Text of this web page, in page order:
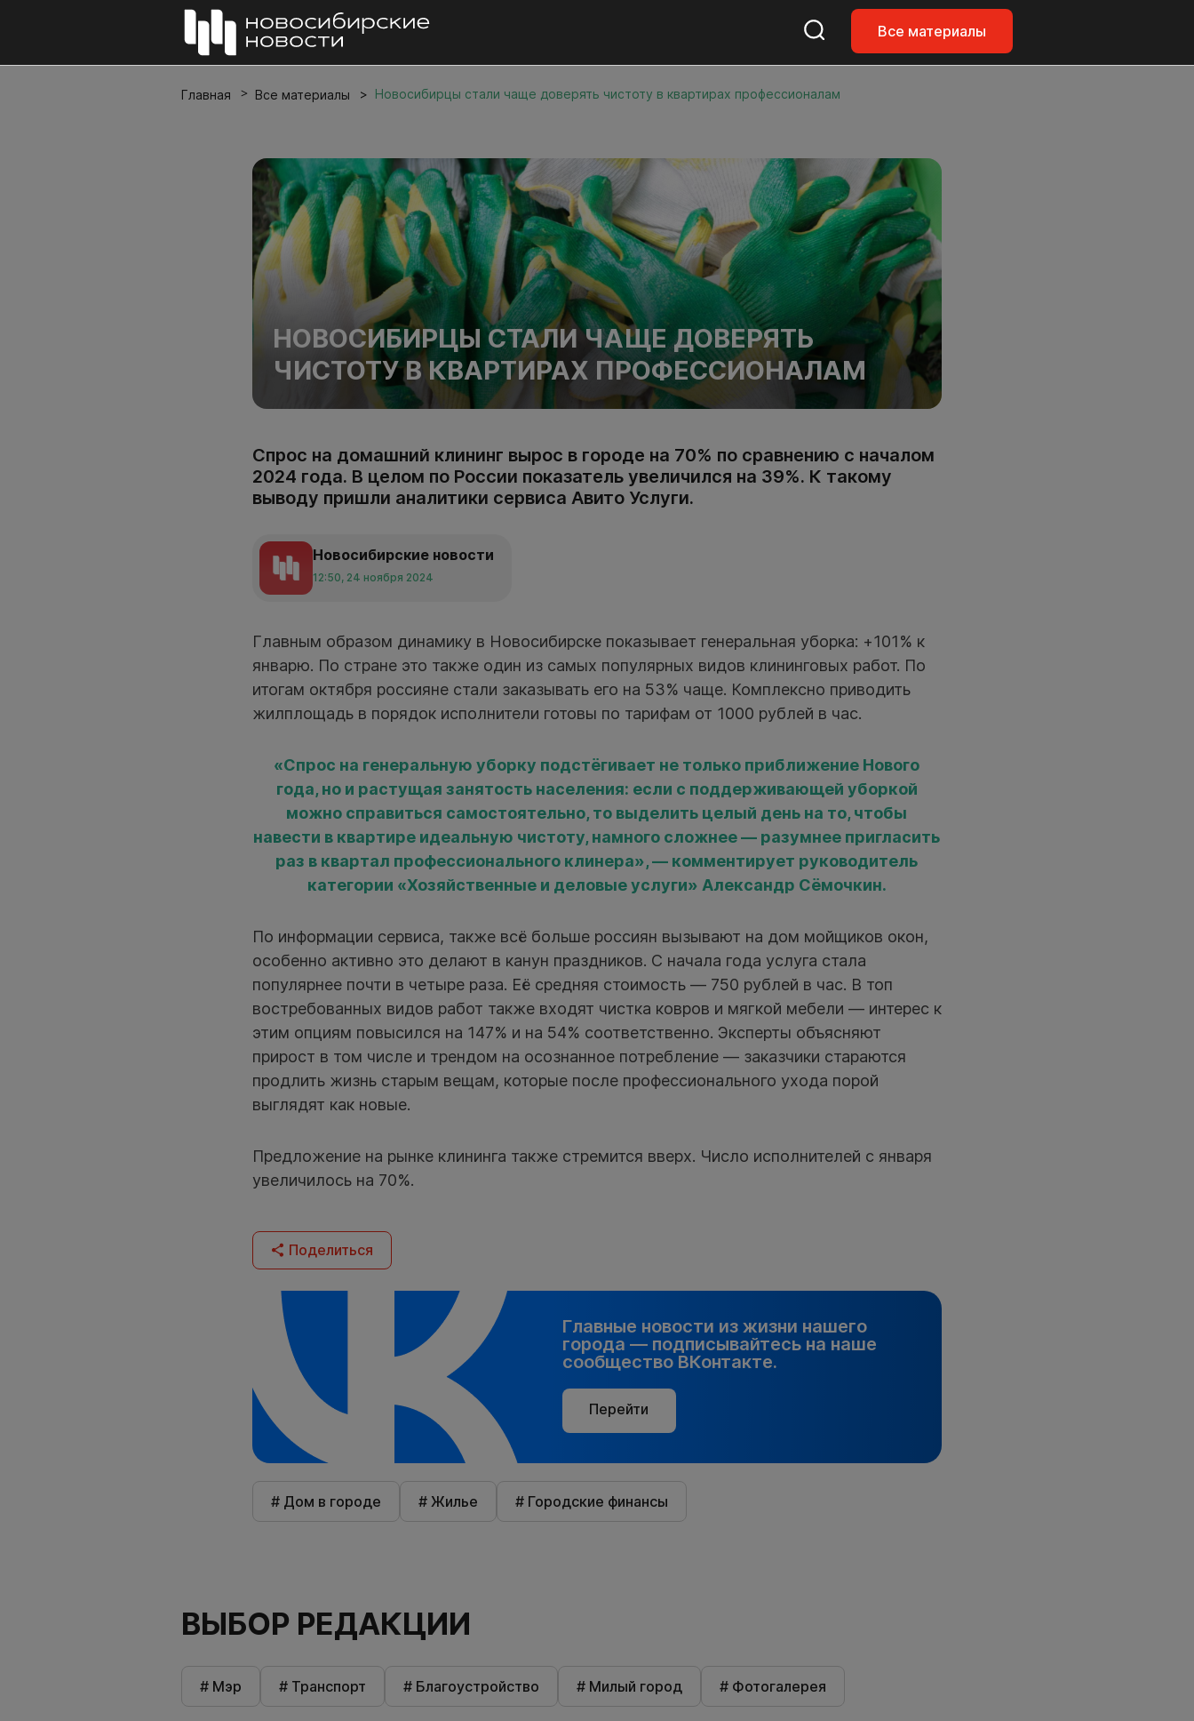
Все материалы
Главная Все материалы Новосибирцы стали чаще доверять чистоту в квартирах профессионалам
НОВОСИБИРЦЫ СТАЛИ ЧАЩЕ ДОВЕРЯТЬ
ЧИСТОТУ В КВАРТИРАХ ПРОФЕССИОНАЛАМ
Спрос на домашний клининг вырос в городе на 70% по сравнению с началом
2024 года. В целом по России показатель увеличился на 39%. К такому
выводу пришли аналитики сервиса Авито Услуги.
Новосибирские новости
12:50, 24 ноября 2024
Главным образом динамику в Новосибирске показывает генеральная уборка: +101% к
январю. По стране это также один из самых популярных видов клининговых работ. По
итогам октября россияне стали заказывать его на 53% чаще. Комплексно приводить
жилплощадь в порядок исполнители готовы по тарифам от 1000 рублей в час.
«Спрос на генеральную уборку подстёгивает не только приближение Нового
года, но и растущая занятость населения: если с поддерживающей уборкой
можно справиться самостоятельно, то выделить целый день на то, чтобы
навести в квартире идеальную чистоту, намного сложнее — разумнее пригласить
раз в квартал профессионального клинера», — комментирует руководитель
категории «Хозяйственные и деловые услуги» Александр Сёмочкин.
По информации сервиса, также всё больше россиян вызывают на дом мойщиков окон,
особенно активно это делают в канун праздников. С начала года услуга стала
популярнее почти в четыре раза. Её средняя стоимость — 750 рублей в час. В топ
востребованных видов работ также входят чистка ковров и мягкой мебели — интерес к
этим опциям повысился на 147% и на 54% соответственно. Эксперты объясняют
прирост в том числе и трендом на осознанное потребление — заказчики стараются
продлить жизнь старым вещам, которые после профессионального ухода порой
выглядят как новые.
Предложение на рынке клининга также стремится вверх. Число исполнителей с января
увеличилось на 70%.
Поделиться
Главные новости из жизни нашего
города — подписывайтесь на наше
сообщество ВКонтакте.
Перейти
# Дом в городе # Жилье # Городские финансы
ВЫБОР РЕДАКЦИИ
# Мэр # Транспорт # Благоустройство # Милый город # Фотогалерея